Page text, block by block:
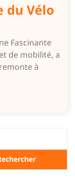
du Vélo
Fascinante
de mobilité, a
à